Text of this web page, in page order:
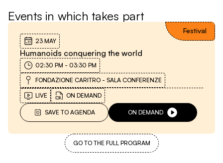
Events in which takes part
23 MAY
Humanoids conquering the world
Festival
02:30 PM - 03:30 PM
FONDAZIONE CARITRO - SALA CONFERENZE
LIVE ON DEMAND
SAVE TO AGENDA ON DEMAND
GO TO THE FULL PROGRAM